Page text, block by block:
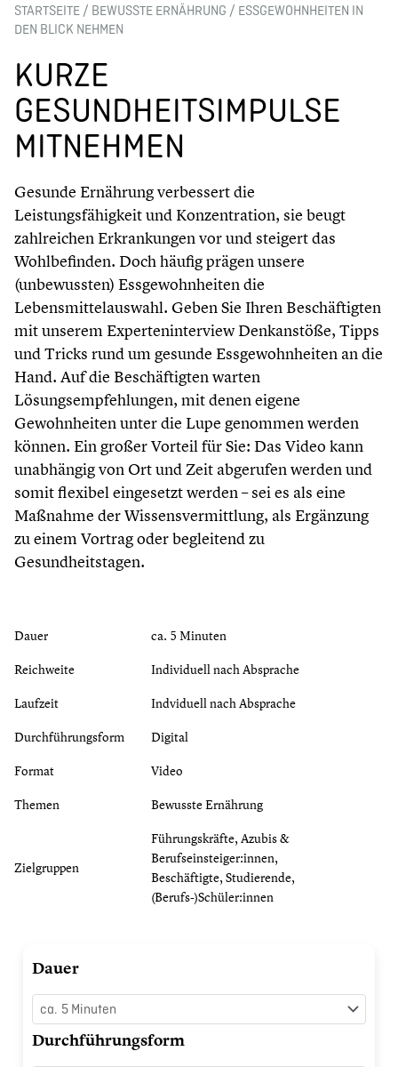
STARTSEITE / BEWUSSTE ERNÄHRUNG / ESSGEWOHNHEITEN IN
DEN BLICK NEHMEN
KURZE
GESUNDHEITSIMPULSE
MITNEHMEN
Gesunde Ernährung verbessert die
Leistungsfähigkeit und Konzentration, sie beugt
zahlreichen Erkrankungen vor und steigert das
Wohlbefinden. Doch häufig prägen unsere
(unbewussten) Essgewohnheiten die
Lebensmittelauswahl. Geben Sie Ihren Beschäftigten
mit unserem Experteninterview Denkanstöße, Tipps
und Tricks rund um gesunde Essgewohnheiten an die
Hand. Auf die Beschäftigten warten
Lösungsempfehlungen, mit denen eigene
Gewohnheiten unter die Lupe genommen werden
können. Ein großer Vorteil für Sie: Das Video kann
unabhängig von Ort und Zeit abgerufen werden und
somit flexibel eingesetzt werden – sei es als eine
Maßnahme der Wissensvermittlung, als Ergänzung
zu einem Vortrag oder begleitend zu
Gesundheitstagen.
Dauer
ca. 5 Minuten
Reichweite
Individuell nach Absprache
Laufzeit
Indviduell nach Absprache
Durchführungsform
Digital
Format
Video
Themen
Bewusste Ernährung
Zielgruppen
Führungskräfte, Azubis &
Berufseinsteiger:innen,
Beschäftigte, Studierende,
(Berufs-)Schüler:innen
Dauer
Durchführungsform
Essgewohnheiten
den
Blick